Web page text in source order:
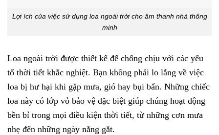
Lợi ích của việc sử dụng loa ngoài trời cho âm thanh nhà thông
minh
Loa ngoài trời được thiết kế để chống chịu với các yếu
tố thời tiết khắc nghiệt. Bạn không phải lo lắng về việc
loa bị hư hại khi gặp mưa, gió hay bụi bẩn. Những chiếc
loa này có lớp vỏ bảo vệ đặc biệt giúp chúng hoạt động
bền bỉ trong mọi điều kiện thời tiết, từ những cơn mưa
nhẹ đến những ngày nắng gắt.